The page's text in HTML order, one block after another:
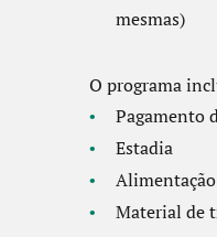
mesmas)
O programa
Pagamento
Estadia
Alimentação
Material de